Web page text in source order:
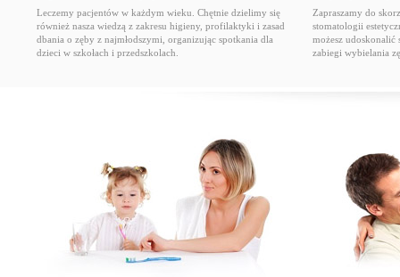
Leczemy pacjentów w każdym wieku. Chętnie dzielimy się
również nasza wiedzą z zakresu higieny, profilaktyki i zasad
dbania o zęby z najmłodszymi, organizując spotkania dla
dzieci w szkołach i przedszkolach.
Zapraszamy do
stomatologii
możesz udoskonalić
zabiegi wybielania